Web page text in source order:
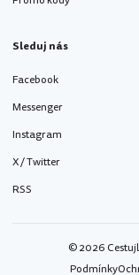
Sleduj nás
Facebook
Messenger
Instagram
X / Twitter
RSS
© 2026
Podmínky